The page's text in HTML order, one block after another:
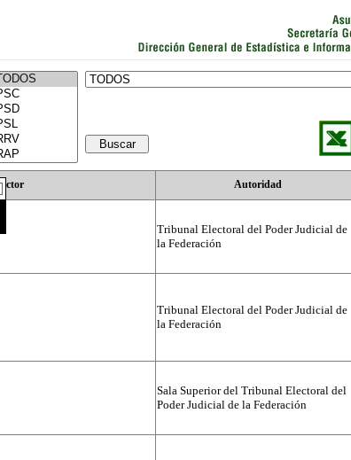
Autoridad
Tribunal Electoral del Poder Judicial de
la Federación
Tribunal Electoral del Poder Judicial de
la Federación
Sala Superior del Tribunal Electoral del
Poder Judicial de la Federación